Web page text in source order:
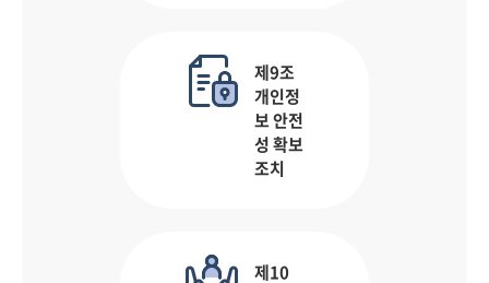
제9조
개인정
보 안전
성 확보
조치
제10